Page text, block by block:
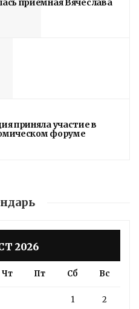
приемная Вячеслава
приняла участие в
форуме
2026
Чт Пт Сб Вс
1 2